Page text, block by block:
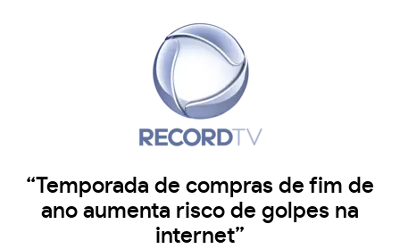
“Temporada de compras de fim de
ano aumenta risco de golpes na
internet”